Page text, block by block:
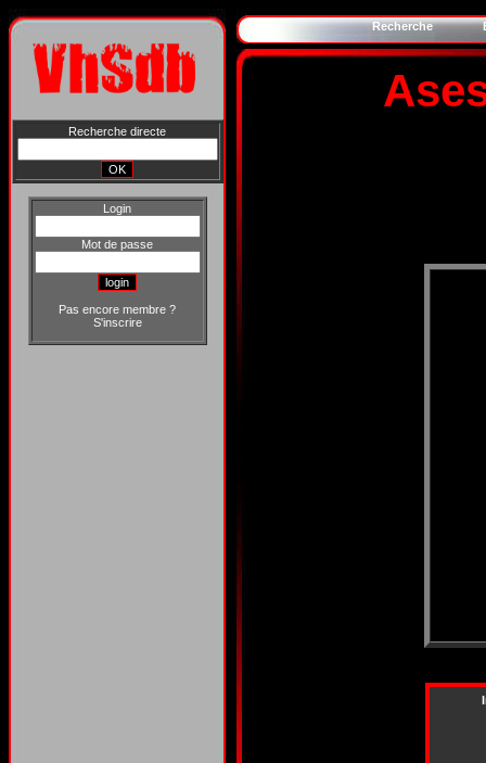
Recherche directe
Login
Mot de passe
Pas encore membre ?
S'inscrire
Recherche